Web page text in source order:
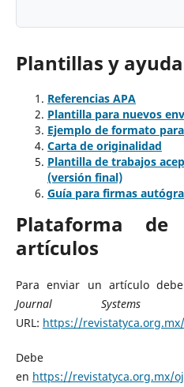
Plantillas y
Referencias APA
Plantilla para nuevos
Ejemplo de formato
Carta de originalidad
Plantilla de trabajos
(versión final)
Guía para firmas
Plataforma
artículos
Para enviar un artículo
Journal Systems
URL: https://
Debe
en https://revistatyca.org.mx/